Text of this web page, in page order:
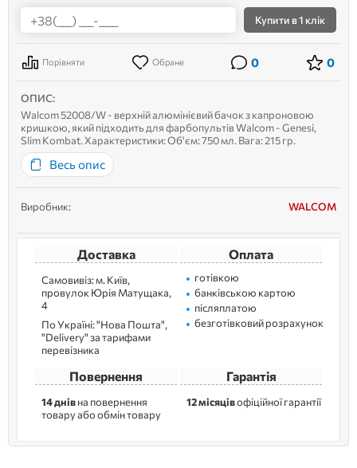
Купити в 1 клік
Порівняти Обране 0 0
ОПИС:
Walcom 52008/W - верхній алюмінієвий бачок з капроновою
кришкою, який підходить для фарбопультів Walcom - Genesi,
Slim Kombat. Характеристики: Об'єм: 750 мл. Вага: 215 гр.
Внутрішній діаметр фітинга подачі фарби – 9 мм. Різьблення М 16
х 1,5.
Весь опис
Виробник: WALCOM
Доставка
Самовивіз: м. Kиїв,
провулок Юрія Матущака,
4
По Україні: "Нова Пошта",
"Delivery" за тарифами
перевізника
Оплата
готівкою
банківською картою
післяплатою
безготівковий розрахунок
Повернення
14 днівна повернення
товару або обмін товару
Гарантія
12 місяцівофіційної гарантії